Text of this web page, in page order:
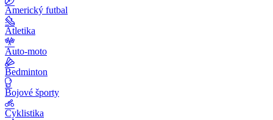
Americký futbal
Atletika
Auto-moto
Bedminton
Bojové športy
Cyklistika